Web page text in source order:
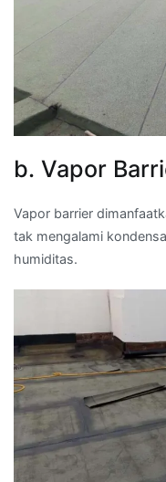
b. Vapor
Vapor barrier
tak mengalami
humiditas.